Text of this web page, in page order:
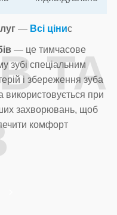
ТА
— Всі цінис
— це тимчасове
зубі спеціальним
і збереження зуба
використовується при
захворювань, щоб
комфорт